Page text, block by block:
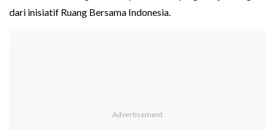
dari inisiatif Ruang Bersama Indonesia.